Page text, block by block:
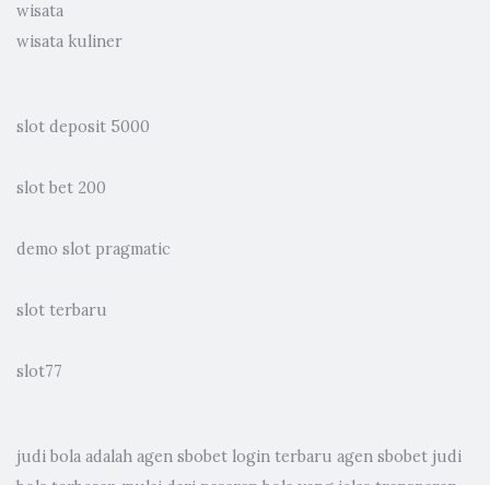
wisata
wisata kuliner
slot deposit 5000
slot bet 200
demo slot pragmatic
slot terbaru
slot77
judi bola adalah agen sbobet login terbaru agen sbobet judi